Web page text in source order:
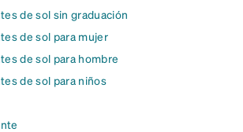
de sol sin graduación
de sol para mujer
de sol para hombre
de sol para niños